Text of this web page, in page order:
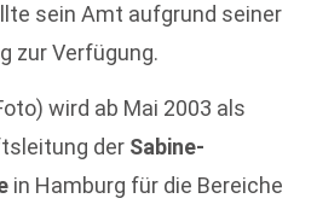
sein Amt aufgrund seiner
zur Verfügung.
wird ab Mai 2003 als
der Sabine-
in Hamburg für die Bereiche